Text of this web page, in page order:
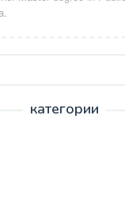
категории